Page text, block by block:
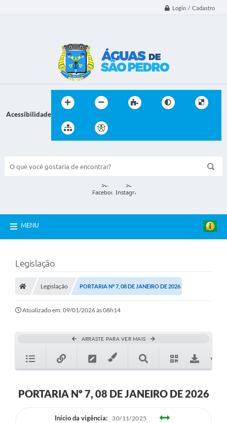
Login / Cadastro
Acessibilidade
MENU
Legislação
Legislação PORTARIA Nº 7, 08 DE JANEIRO DE 2026
Atualizado em: 09/01/2026 às 08h14
ARRASTE PARA VER MAIS
PORTARIA Nº 7, 08 DE JANEIRO DE 2026
Início da vigência: 30/11/2025